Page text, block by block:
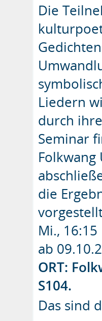
Die
Liedern
durch
Seminar
die
Mi.,
ab
ORT:
S104.
Das sind